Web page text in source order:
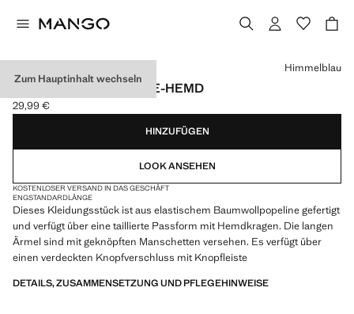
Zum Hauptinhalt wechseln
TAILLIERTES POPELINE-HEMD
Aktueller Preis [29,99 € ]
29,99 €
Wählen Sie eine Farbe
Himmelblau
HINZUFÜGEN
LOOK ANSEHEN
KOSTENLOSER VERSAND IN DAS GESCHÄFT
ENGSTANDARDLÄNGE
Dieses Kleidungsstück ist aus elastischem Baumwollpopeline gefertigt
und verfügt über eine taillierte Passform mit Hemdkragen. Die langen
Ärmel sind mit geknöpften Manschetten versehen. Es verfügt über
einen verdeckten Knopfverschluss mit Knopfleiste
DETAILS, ZUSAMMENSETZUNG UND PFLEGEHINWEISE